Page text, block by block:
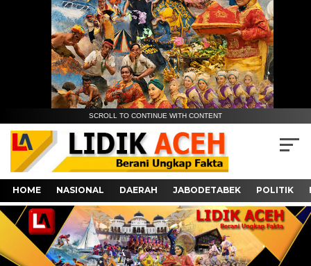
SCROLL TO CONTINUE WITH CONTENT
HOME NASIONAL DAERAH JABODETABEK POLITIK